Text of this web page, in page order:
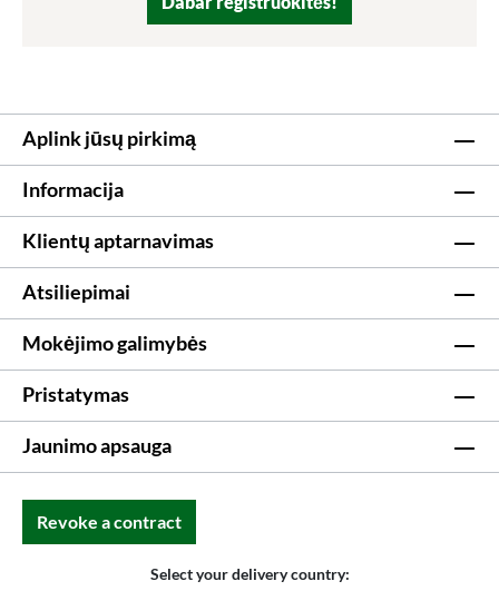
Aplink jūsų pirkimą
Informacija
Klientų aptarnavimas
Atsiliepimai
Mokėjimo galimybės
Pristatymas
Jaunimo apsauga
Revoke a contract
Select your delivery country: